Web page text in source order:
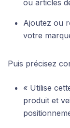
ou articles
Ajoutez ou
votre
Puis précisez
« Utilise
produit et